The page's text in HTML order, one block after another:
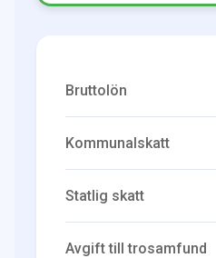
Bruttolön
Kommunalskatt
Statlig skatt
Avgift till trosamfund